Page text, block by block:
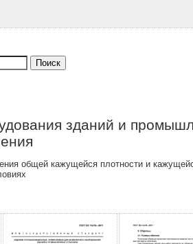
зданий и
общей кажущейся плотности и